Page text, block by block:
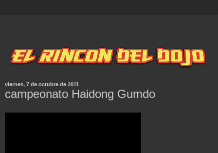
viernes, 7 de octubre de 2011
campeonato Haidong Gumdo